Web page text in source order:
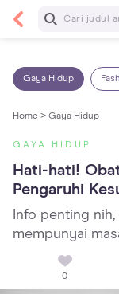
Gaya Hidup
Home > Gaya Hidup
GAYA HIDUP
Hati-hati!
Pengaruhi
Info penting
mempunyai
0